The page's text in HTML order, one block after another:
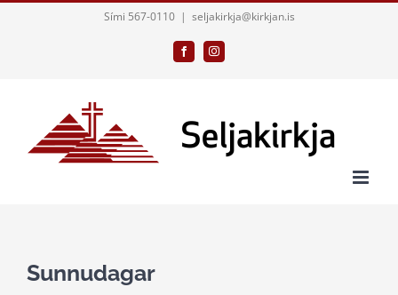
Sími 567-0110 | seljakirkja@kirkjan.is
FacebookInstagram
Sunnudagar